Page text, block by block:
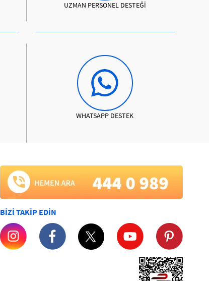
UZMAN PERSONEL DESTEĞİ
WHATSAPP DESTEK
BİZİ TAKİP EDİN